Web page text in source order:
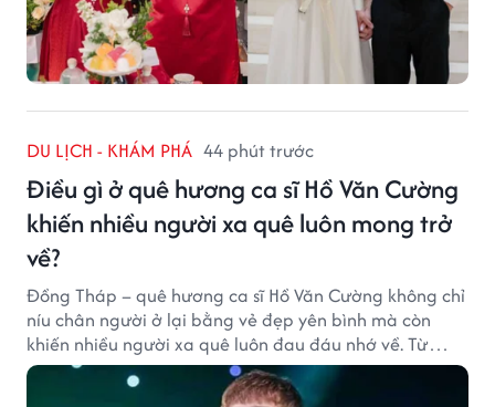
DU LỊCH - KHÁM PHÁ 44 phút trước
Điều gì ở quê hương ca sĩ Hồ Văn Cường
khiến nhiều người xa quê luôn mong trở
về?
Đồng Tháp – quê hương ca sĩ Hồ Văn Cường không chỉ
níu chân người ở lại bằng vẻ đẹp yên bình mà còn
khiến nhiều người xa quê luôn đau đáu nhớ về. Từ
cảnh sắc, ẩm thực đến tình người mộc mạc, tất cả tạo
nên sức hút rất riêng của vùng đất sen hồng.